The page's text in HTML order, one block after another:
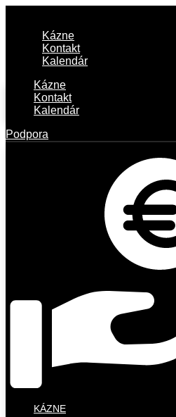
Kázne
Kontakt
Kalendár
Kázne
Kontakt
Kalendár
Podpora
KÁZNE